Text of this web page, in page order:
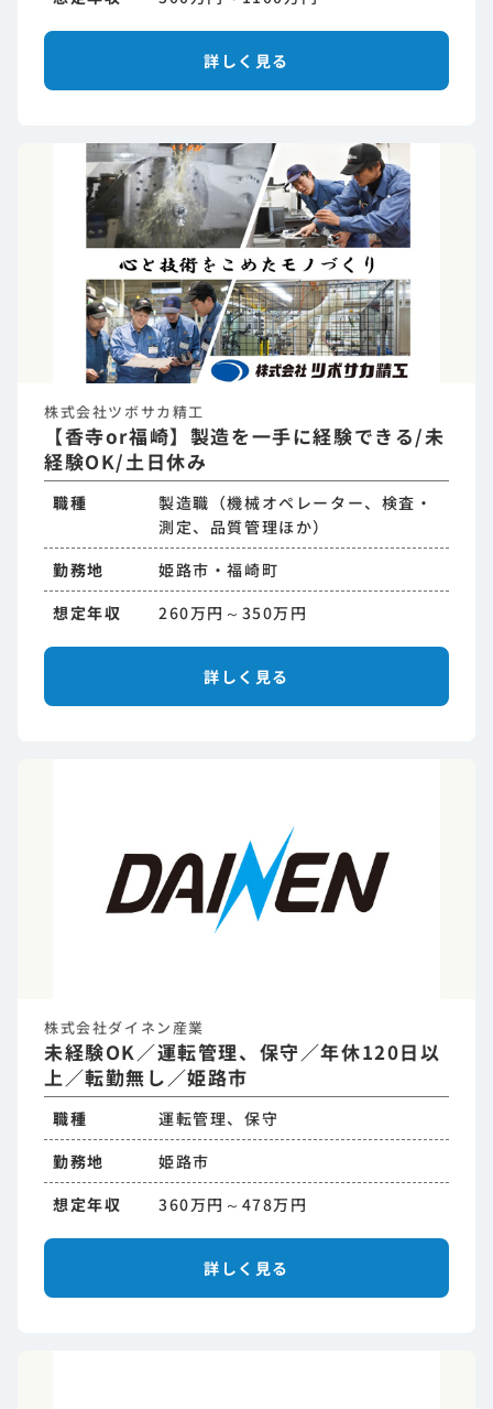
詳しく見る
株式会社ツボサカ精工
【香寺or福崎】製造を一手に経験できる/未
経験OK/土日休み
職種
製造職（機械オペレーター、検査・
測定、品質管理ほか）
勤務地
姫路市・福崎町
想定年収
260万円～350万円
詳しく見る
株式会社ダイネン産業
未経験OK／運転管理、保守／年休120日以
上／転勤無し／姫路市
職種
運転管理、保守
勤務地
姫路市
想定年収
360万円～478万円
詳しく見る